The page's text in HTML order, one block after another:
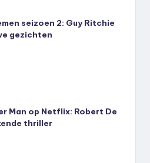
seizoen 2: Guy Ritchie
gezichten
Man op Netflix: Robert De
thriller